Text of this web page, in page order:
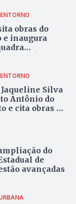
obras do
e inaugura
Silva
Antônio do
e cita obras de
do
de
avançadas